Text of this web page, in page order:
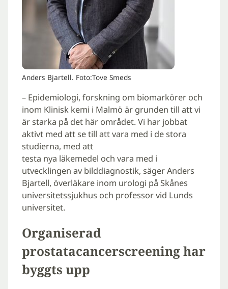
Anders Bjartell. Foto:Tove Smeds
– Epidemiologi, forskning om biomarkörer och
inom Klinisk kemi i Malmö är grunden till att vi
är starka på det här området. Vi har jobbat
aktivt med att se till att vara med i de stora
studierna, med att
testa nya läkemedel och vara med i
utvecklingen av bilddiagnostik, säger Anders
Bjartell, överläkare inom urologi på Skånes
universitetssjukhus och professor vid Lunds
universitet.
Organiserad
prostatacancerscreening har
byggts upp